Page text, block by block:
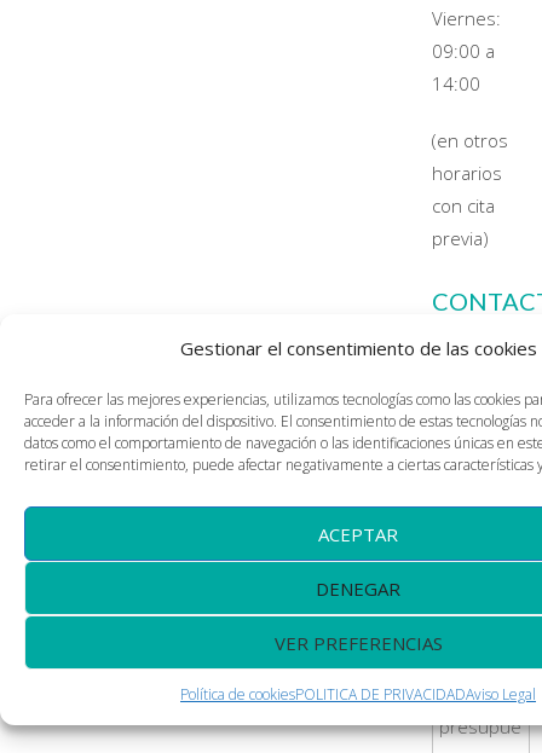
Gestionar el consentimiento de las cookies
Para ofrecer las mejores experiencias, utilizamos tecnologías como las cookies
acceder a la información del dispositivo. El consentimiento de estas tecnologías
datos como el comportamiento de navegación o las identificaciones únicas en
retirar el consentimiento, puede afectar negativamente a ciertas características
ACEPTAR
DENEGAR
VER PREFERENCIAS
Política de cookiesPOLITICA DE PRIVACIDADAviso Legal
Viernes:
09:00 a
14:00
(en otros
horarios
con cita
previa)